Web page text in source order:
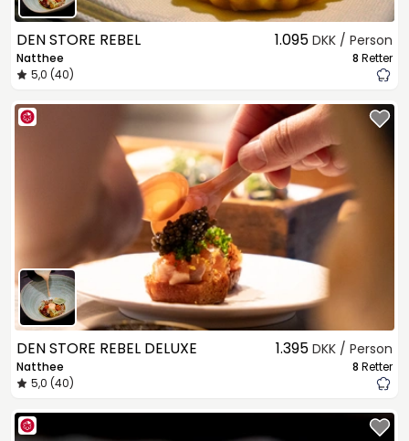
DEN STORE REBEL
Natthee
5,0 (40)
1.095 DKK / Person
8 Retter
DEN STORE REBEL DELUXE
Natthee
5,0 (40)
1.395 DKK / Person
8 Retter